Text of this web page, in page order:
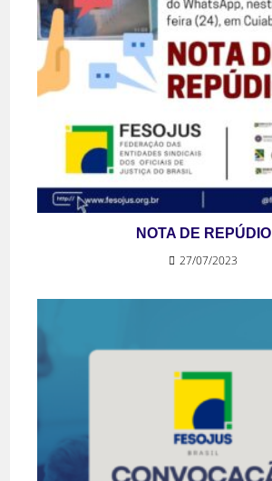
NOTA DE REPÚDIO
27/07/2023